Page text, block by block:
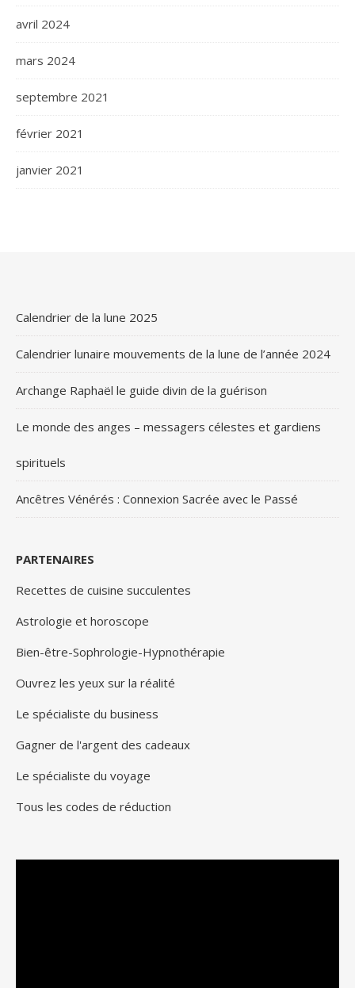
avril 2024
mars 2024
septembre 2021
février 2021
janvier 2021
Calendrier de la lune 2025
Calendrier lunaire mouvements de la lune de l’année 2024
Archange Raphaël le guide divin de la guérison
Le monde des anges – messagers célestes et gardiens
spirituels
Ancêtres Vénérés : Connexion Sacrée avec le Passé
PARTENAIRES
Recettes de cuisine succulentes
Astrologie et horoscope
Bien-être-Sophrologie-Hypnothérapie
Ouvrez les yeux sur la réalité
Le spécialiste du business
Gagner de l'argent des cadeaux
Le spécialiste du voyage
Tous les codes de réduction